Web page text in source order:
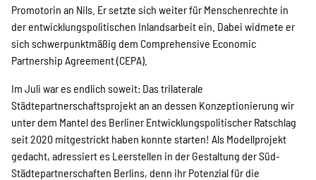
Promotorin an Nils. Er setzte sich weiter für Menschenrechte in
der entwicklungspolitischen Inlandsarbeit ein. Dabei widmete er
sich schwerpunktmäßig dem Comprehensive Economic
Partnership Agreement (CEPA).
Im Juli war es endlich soweit: Das trilaterale
Städtepartnerschaftsprojekt an an dessen Konzeptionierung wir
unter dem Mantel des Berliner Entwicklungspolitischer Ratschlag
seit 2020 mitgestrickt haben konnte starten! Als Modellprojekt
gedacht, adressiert es Leerstellen in der Gestaltung der Süd-
Städtepartnerschaften Berlins, denn ihr Potenzial für die